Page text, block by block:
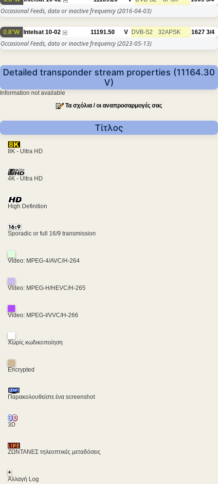
Occasional Feeds, data or inactive frequency(2016-04-03)
0.8°W Intelsat 10-02 11191.50 V DVB-S2 32APSK 1627 3/4
Occasional Feeds, data or inactive frequency(2023-05-13)
Detailed transponder stream properties (11164.30
V)
Information not available
Τα σχόλια / οι αναπροσαρμογές σας
Τίτλος
8K - Ultra HD
4K - Ultra HD
High Definition
Sporadic or full 16/9 transmission
Video: MPEG-4/AVC/H-264
Video: MPEG-H/HEVC/H-265
Video: MPEG-I/VVC/H-266
Χωρίς κωδικοποίηση
Encrypted
Παρακολουθείστε ένα screenshot
3D
ΖΩΝΤΑΝΕΣ τηλεοπτικές μεταδόσεις
+
Αλλαγή Log